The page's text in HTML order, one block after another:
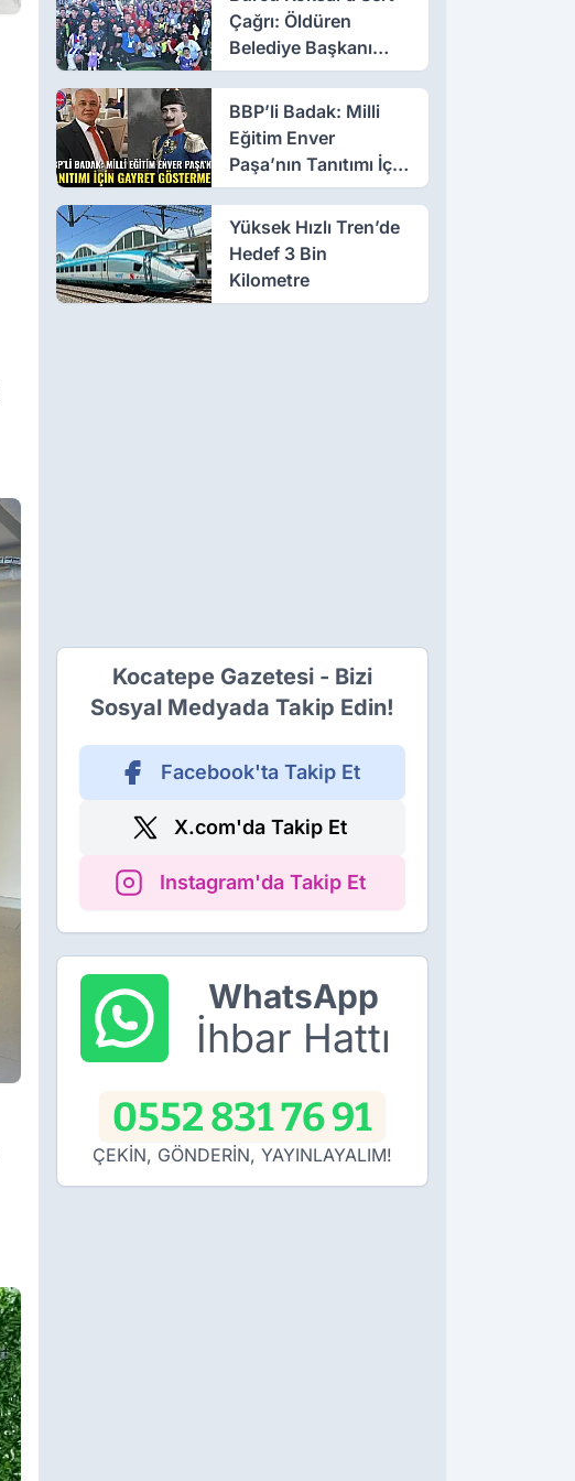
Çağrı: Öldüren
Belediye Başkanı
Olmayın!
BBP’li Badak: Milli
Eğitim Enver
Paşa’nın Tanıtımı İçin
Gayret Göstermeli
Yüksek Hızlı Tren’de
Hedef 3 Bin
Kilometre
Kocatepe Gazetesi - Bizi
Sosyal Medyada Takip Edin!
Facebook'ta Takip Et
X.com'da Takip Et
Instagram'da Takip Et
WhatsApp
İhbar Hattı
0552 831 76 91
ÇEKİN, GÖNDERİN, YAYINLAYALIM!